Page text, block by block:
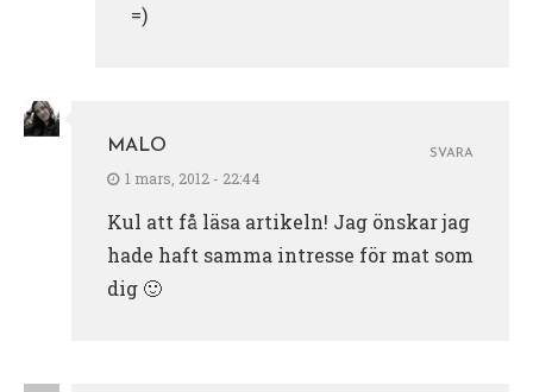
=)
MALO
1 mars, 2012 - 22:44
Kul att få läsa artikeln! Jag önskar jag
hade haft samma intresse för mat som
dig 🙂
SVARA